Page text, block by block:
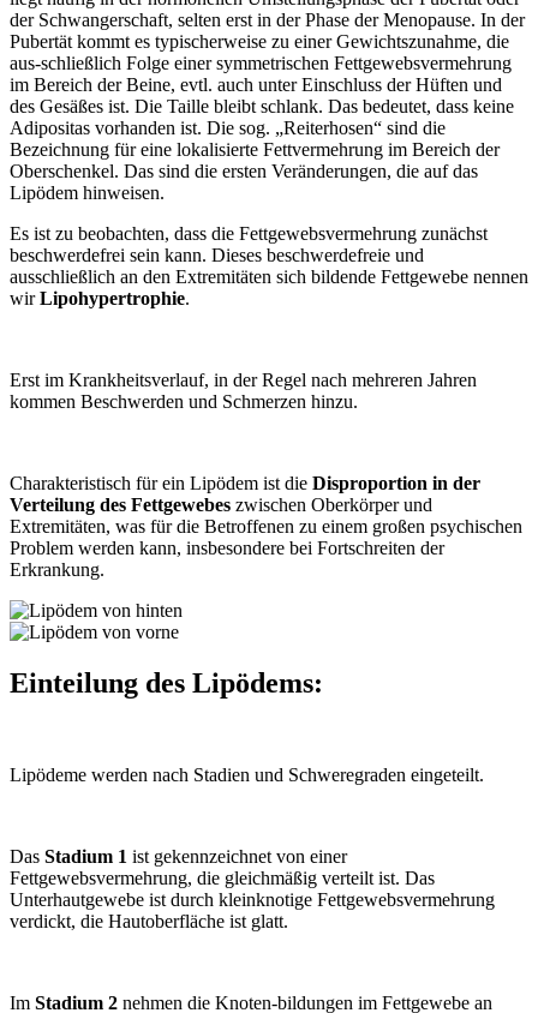
der Schwangerschaft, selten erst in der Phase der Menopause. In der
Pubertät kommt es typischerweise zu einer Gewichtszunahme, die
aus-schließlich Folge einer symmetrischen Fettgewebsvermehrung
im Bereich der Beine, evtl. auch unter Einschluss der Hüften und
des Gesäßes ist. Die Taille bleibt schlank. Das bedeutet, dass keine
Adipositas vorhanden ist. Die sog. „Reiterhosen“ sind die
Bezeichnung für eine lokalisierte Fettvermehrung im Bereich der
Oberschenkel. Das sind die ersten Veränderungen, die auf das
Lipödem hinweisen.
Es ist zu beobachten, dass die Fettgewebsvermehrung zunächst
beschwerdefrei sein kann. Dieses beschwerdefreie und
ausschließlich an den Extremitäten sich bildende Fettgewebe nennen
wirLipohypertrophie.
Erst im Krankheitsverlauf, in der Regel nach mehreren Jahren
kommen Beschwerden und Schmerzen hinzu.
Charakteristisch für ein Lipödem ist die Disproportion in der
Verteilung des Fettgewebes zwischen Oberkörper und
Extremitäten, was für die Betroffenen zu einem großen psychischen
Problem werden kann, insbesondere bei Fortschreiten der
Erkrankung.
Einteilung des Lipödems:
Lipödeme werden nach Stadien und Schweregraden eingeteilt.
Das Stadium 1 ist gekennzeichnet von einer
Fettgewebsvermehrung, die gleichmäßig verteilt ist. Das
Unterhautgewebe ist durch kleinknotige Fettgewebsvermehrung
verdickt, die Hautoberfläche ist glatt.
Im Stadium 2 nehmen die Knoten-bildungen im Fettgewebe an